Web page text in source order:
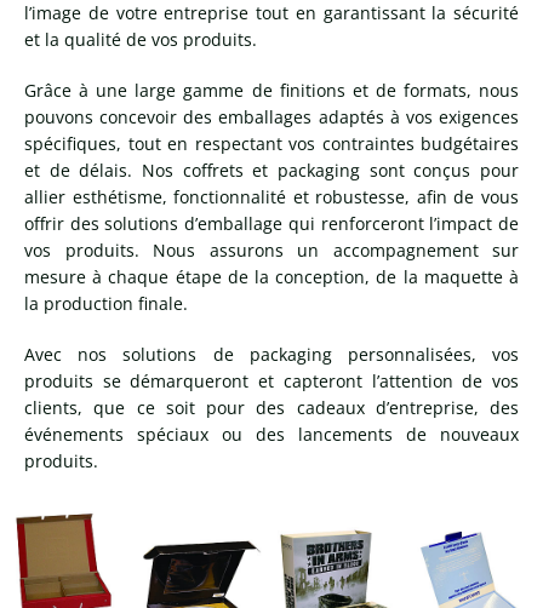
l’image de votre entreprise tout en garantissant la sécurité
et la qualité de vos produits.
Grâce à une large gamme de finitions et de formats, nous
pouvons concevoir des emballages adaptés à vos exigences
spécifiques, tout en respectant vos contraintes budgétaires
et de délais. Nos coffrets et packaging sont conçus pour
allier esthétisme, fonctionnalité et robustesse, afin de vous
offrir des solutions d’emballage qui renforceront l’impact de
vos produits. Nous assurons un accompagnement sur
mesure à chaque étape de la conception, de la maquette à
la production finale.
Avec nos solutions de packaging personnalisées, vos
produits se démarqueront et capteront l’attention de vos
clients, que ce soit pour des cadeaux d’entreprise, des
événements spéciaux ou des lancements de nouveaux
produits.